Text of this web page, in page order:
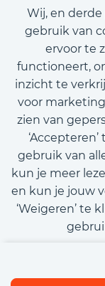
Wij, en
gebruik van
ervoor te
functioneert,
inzicht te
voor
zien van
gebruik van
kun je meer
en kun je jouw
‘Weigeren’ te
Bekijk
Call-
Kom met